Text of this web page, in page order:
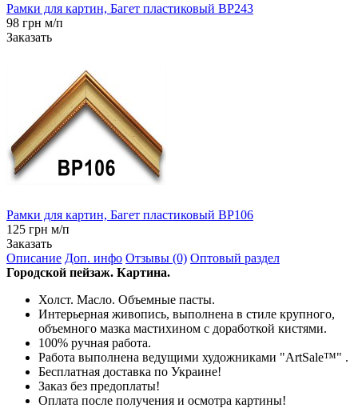
Рамки для картин, Багет пластиковый BP243
98 грн м/п
Заказать
Рамки для картин, Багет пластиковый BP106
125 грн м/п
Заказать
Описание Доп. инфо Отзывы (0) Оптовый раздел
Городской пейзаж. Картина.
Холст. Масло. Объемные пасты.
Интерьерная живопись, выполнена в стиле крупного,
объемного мазка мастихином с доработкой кистями.
100% ручная работа.
Работа выполнена ведущими художниками "ArtSale™" .
Бесплатная доставка по Украине!
Заказ без предоплаты!
Оплата после получения и осмотра картины!